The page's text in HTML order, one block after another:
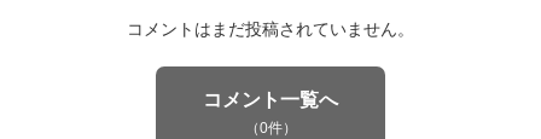
コメントはまだ投稿されていません。
コメント一覧へ
（0件）